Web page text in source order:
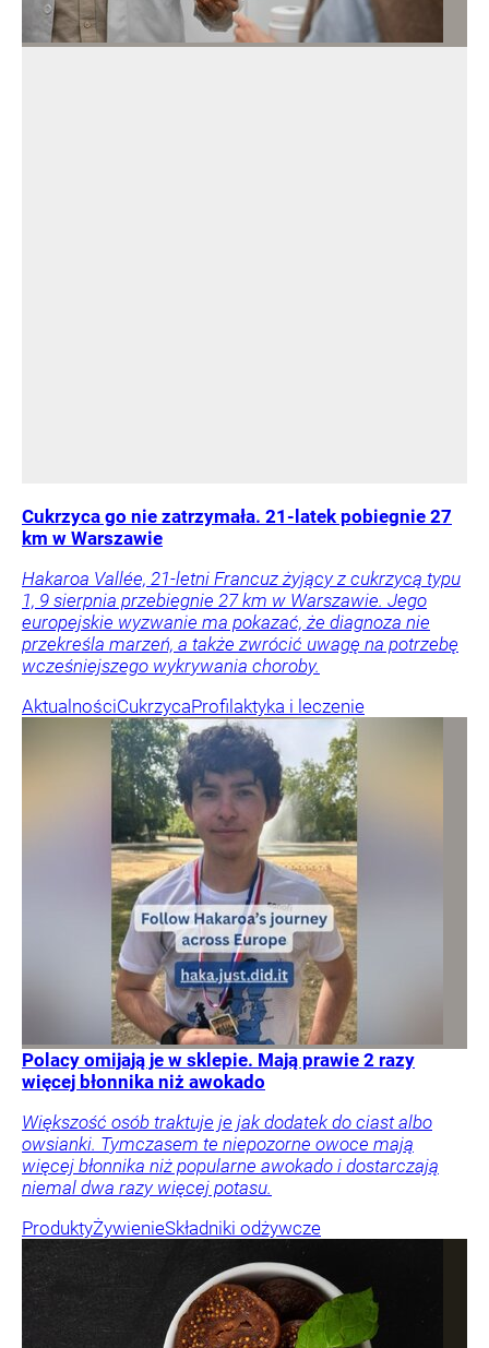
Cukrzyca go nie zatrzymała. 21-latek pobiegnie 27
km w Warszawie
Hakaroa Vallée, 21-letni Francuz żyjący z cukrzycą typu
1, 9 sierpnia przebiegnie 27 km w Warszawie. Jego
europejskie wyzwanie ma pokazać, że diagnoza nie
przekreśla marzeń, a także zwrócić uwagę na potrzebę
wcześniejszego wykrywania choroby.
AktualnościCukrzycaProfilaktyka i leczenie
Polacy omijają je w sklepie. Mają prawie 2 razy
więcej błonnika niż awokado
Większość osób traktuje je jak dodatek do ciast albo
owsianki. Tymczasem te niepozorne owoce mają
więcej błonnika niż popularne awokado i dostarczają
niemal dwa razy więcej potasu.
ProduktyŻywienieSkładniki odżywcze